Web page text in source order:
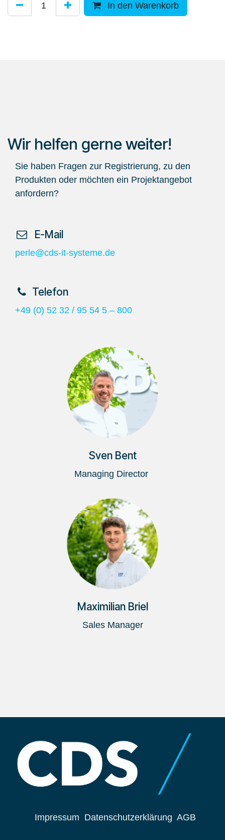
In den Warenkorb
Wir helfen gerne weiter!
Sie haben Fragen zur Registrierung, zu den
Produkten oder möchten ein Projektangebot
anfordern?
​ E-Mail
perle@cds-it-systeme.de
​Telefon
+49 (0) 52 32 / 95 54 5 – 800
Sven Bent
Managing Director
Maximilian Briel
Sales Manager
Impressum Datenschutzerklärung AGB